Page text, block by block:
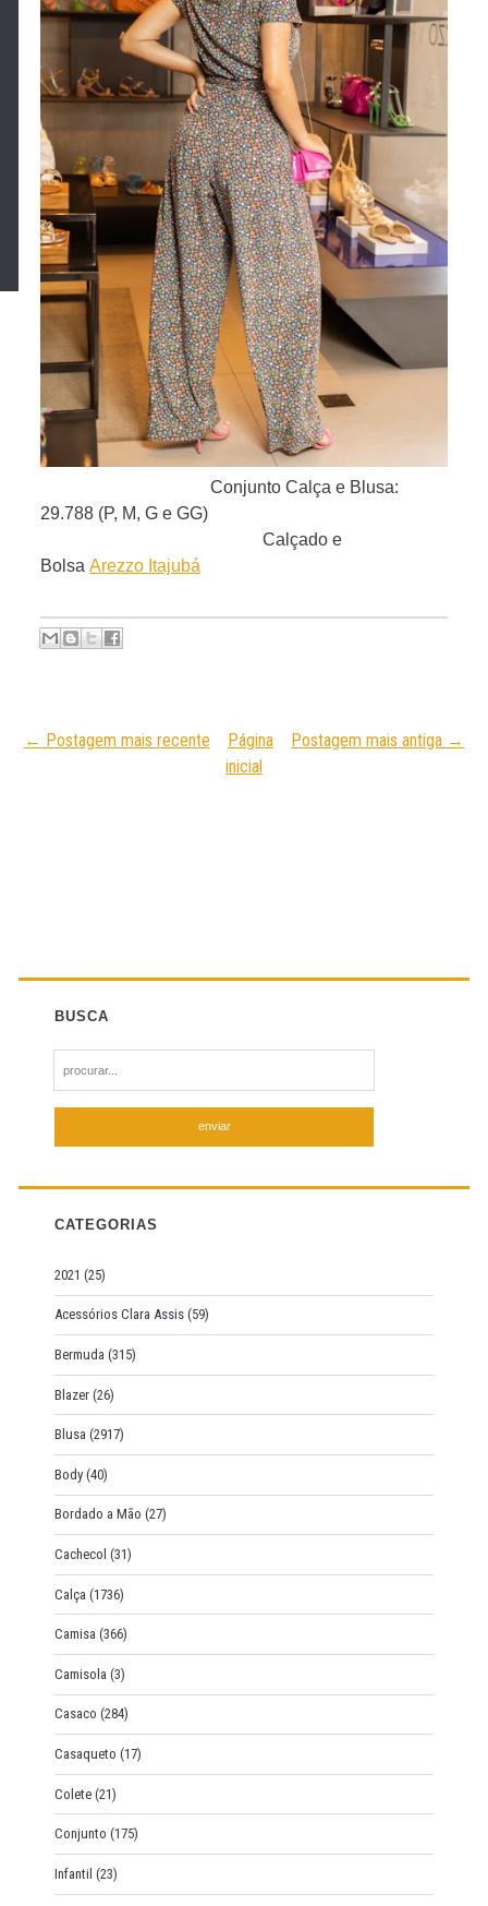
Conjunto Calça e Blusa:
29.788 (P, M, G e GG)
Calçado e
Bolsa Arezzo Itajubá
← Postagem mais recente Postagem mais antiga →
Página
inicial
BUSCA
e
h
f
r
:
CATEGORIAS
2021 (25)
Acessórios Clara Assis (59)
Bermuda (315)
Blazer (26)
Blusa (2917)
Body (40)
Bordado a Mão (27)
Cachecol (31)
Calça (1736)
Camisa (366)
Camisola (3)
Casaco (284)
Casaqueto (17)
Colete (21)
Conjunto (175)
Infantil (23)